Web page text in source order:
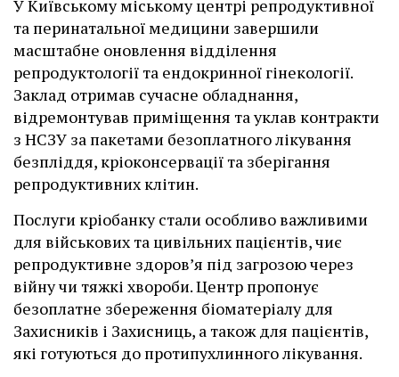
У Київському міському центрі репродуктивної
та перинатальної медицини завершили
масштабне оновлення відділення
репродуктології та ендокринної гінекології.
Заклад отримав сучасне обладнання,
відремонтував приміщення та уклав контракти
з НСЗУ за пакетами безоплатного лікування
безпліддя, кріоконсервації та зберігання
репродуктивних клітин.
Послуги кріобанку стали особливо важливими
для військових та цивільних пацієнтів, чиє
репродуктивне здоров’я під загрозою через
війну чи тяжкі хвороби. Центр пропонує
безоплатне збереження біоматеріалу для
Захисників і Захисниць, а також для пацієнтів,
які готуються до протипухлинного лікування.